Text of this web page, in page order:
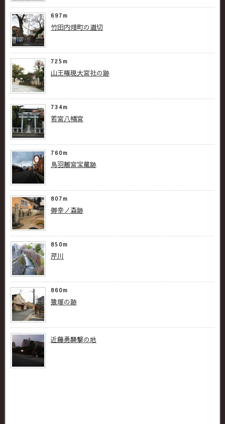
697m
竹田内畑町の道切
725m
山王権現大宮社の跡
734m
若宮八幡宮
760m
鳥羽離宮宝蔵跡
807m
御幸ノ森跡
850m
芹川
860m
猿塚の跡
近藤勇襲撃の地